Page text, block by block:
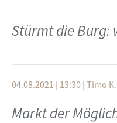
Stürmt die Burg:
04.08.2021 | 13:30 | Timo K.
Markt der